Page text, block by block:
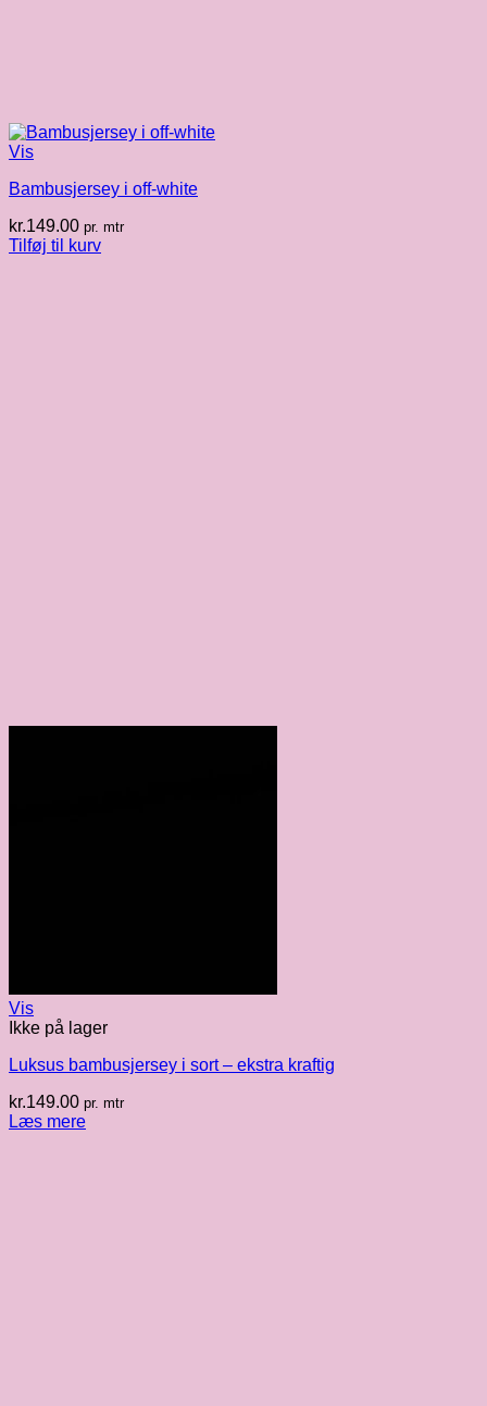
Vis
Bambusjersey i off-white
kr.149.00 pr. mtr
Tilføj til kurv
Vis
Ikke på lager
Luksus bambusjersey i sort – ekstra kraftig
kr.149.00 pr. mtr
Læs mere